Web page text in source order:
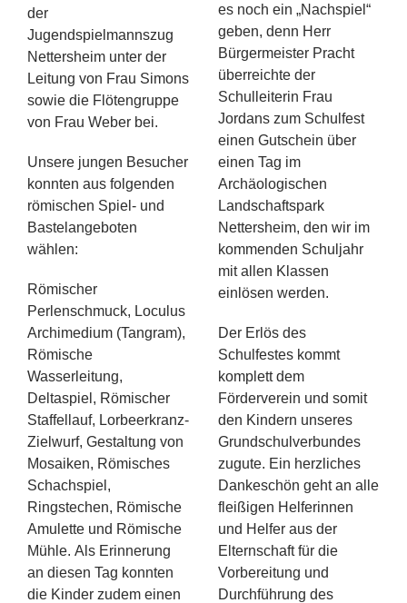
der
Jugendspielmannszug
Nettersheim unter der
Leitung von Frau Simons
sowie die Flötengruppe
von Frau Weber bei.
Unsere jungen Besucher
konnten aus folgenden
römischen Spiel- und
Bastelangeboten
wählen:
Römischer
Perlenschmuck, Loculus
Archimedium (Tangram),
Römische
Wasserleitung,
Deltaspiel, Römischer
Staffellauf, Lorbeerkranz-
Zielwurf, Gestaltung von
Mosaiken, Römisches
Schachspiel,
Ringstechen, Römische
Amulette und Römische
Mühle. Als Erinnerung
an diesen Tag konnten
die Kinder zudem einen
es noch ein „Nachspiel“
geben, denn Herr
Bürgermeister Pracht
überreichte der
Schulleiterin Frau
Jordans zum Schulfest
einen Gutschein über
einen Tag im
Archäologischen
Landschaftspark
Nettersheim, den wir im
kommenden Schuljahr
mit allen Klassen
einlösen werden.
Der Erlös des
Schulfestes kommt
komplett dem
Förderverein und somit
den Kindern unseres
Grundschulverbundes
zugute. Ein herzliches
Dankeschön geht an alle
fleißigen Helferinnen
und Helfer aus der
Elternschaft für die
Vorbereitung und
Durchführung des